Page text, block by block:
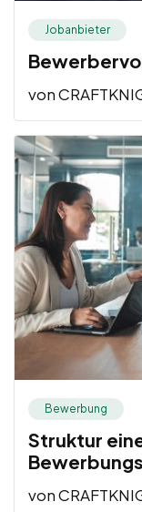
Jobanbieter
von
Bewerbung
Struktur
von